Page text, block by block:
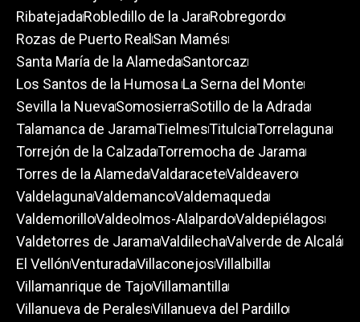
RibatejadaRobledillo de la JaraRobregordo
Rozas de Puerto Real San Mamés
Santa María de la AlamedaSantorcaz
Los Santos de la Humosa La Serna del Monte
Sevilla la NuevaSomosierraSotillo de la Adrada
Talamanca de JaramaTielmesTitulciaTorrelaguna
Torrejón de la CalzadaTorremocha de Jarama
Torres de la AlamedaValdaraceteValdeavero
ValdelagunaValdemancoValdemaqueda
ValdemorilloValdeolmos-AlalpardoValdepiélagos
Valdetorres de JaramaValdilechaValverde de Alcalá
El VellónVenturadaVillaconejosVillalbilla
Villamanrique de TajoVillamantilla
Villanueva de PeralesVillanueva del Pardillo